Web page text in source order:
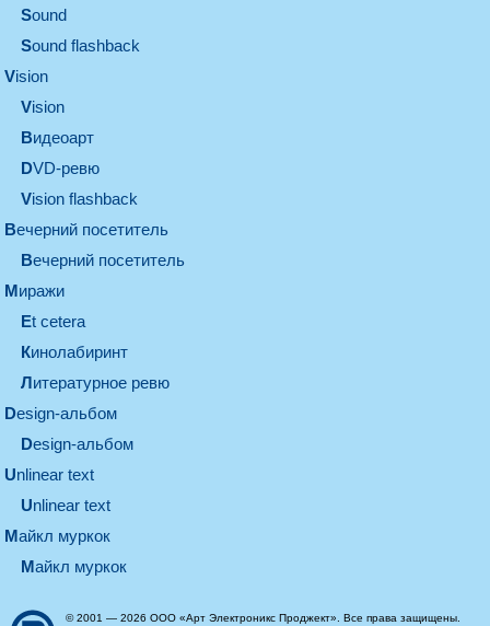
sound
Sound flashback
vision
vision
видеоарт
DVD-ревю
Vision flashback
вечерний посетитель
вечерний посетитель
миражи
et cetera
кинолабиринт
литературное ревю
design-альбом
design-альбом
unlinear text
Unlinear text
майкл муркок
майкл муркок
© 2001 — 2026 ООО «Арт Электроникс Проджект». Все права защищены.